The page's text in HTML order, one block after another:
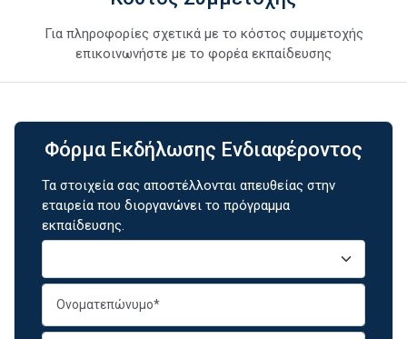
Για πληροφορίες σχετικά με το κόστος συμμετοχής
επικοινωνήστε με το φορέα εκπαίδευσης
Φόρμα Εκδήλωσης Ενδιαφέροντος
Τα στοιχεία σας αποστέλλονται απευθείας στην
εταιρεία που διοργανώνει το πρόγραμμα
εκπαίδευσης.